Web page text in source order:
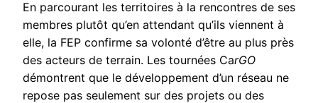
En parcourant les territoires à la rencontres de ses
membres plutôt qu’en attendant qu’ils viennent à
elle, la FEP confirme sa volonté d’être au plus près
des acteurs de terrain. Les tournées CarGO
démontrent que le développement d’un réseau ne
repose pas seulement sur des projets ou des